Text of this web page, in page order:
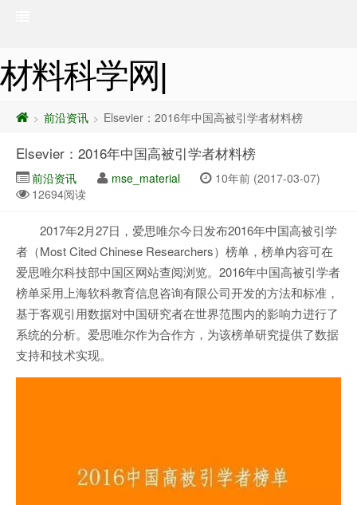
材料科学网|
> 前沿资讯 > Elsevier：2016年中国高被引学者材料榜
Elsevier：2016年中国高被引学者材料榜
前沿资讯 mse_material
10年前 (2017-03-07)
12694阅读
2017年2月27日，爱思唯尔今日发布2016年中国高被引学
者（Most Cited Chinese Researchers）榜单，榜单内容可在
爱思唯尔科技部中国区网站查阅浏览。2016年中国高被引学者
榜单采用上海软科教育信息咨询有限公司开发的方法和标准，
基于客观引用数据对中国研究者在世界范围内的影响力进行了
系统的分析。爱思唯尔作为合作方，为该榜单研究提供了数据
支持和技术实现。